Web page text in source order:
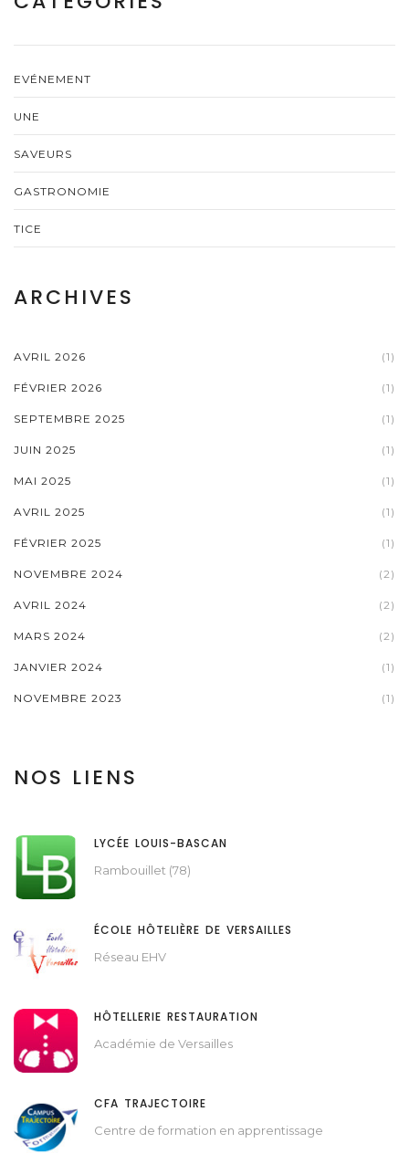
EVÉNEMENT
UNE
SAVEURS
GASTRONOMIE
TICE
ARCHIVES
AVRIL 2026 (1)
FÉVRIER 2026 (1)
SEPTEMBRE 2025 (1)
JUIN 2025 (1)
MAI 2025 (1)
AVRIL 2025 (1)
FÉVRIER 2025 (1)
NOVEMBRE 2024 (2)
AVRIL 2024 (2)
MARS 2024 (2)
JANVIER 2024 (1)
NOVEMBRE 2023 (1)
NOS LIENS
LYCÉE LOUIS-BASCAN
Rambouillet (78)
ÉCOLE HÔTELIÈRE DE VERSAILLES
Réseau EHV
HÔTELLERIE RESTAURATION
Académie de Versailles
CFA TRAJECTOIRE
Centre de formation en apprentissage